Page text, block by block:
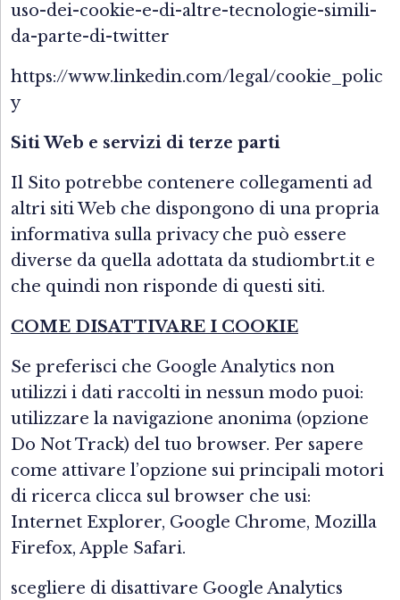
uso-dei-cookie-e-di-altre-tecnologie-simili-
da-parte-di-twitter
https://www.linkedin.com/legal/cookie_polic
y
Siti Web e servizi di terze parti
Il Sito potrebbe contenere collegamenti ad
altri siti Web che dispongono di una propria
informativa sulla privacy che può essere
diverse da quella adottata da studiombrt.it e
che quindi non risponde di questi siti.
COME DISATTIVARE I COOKIE
Se preferisci che Google Analytics non
utilizzi i dati raccolti in nessun modo puoi:
utilizzare la navigazione anonima (opzione
Do Not Track) del tuo browser. Per sapere
come attivare l’opzione sui principali motori
di ricerca clicca sul browser che usi:
Internet Explorer, Google Chrome, Mozilla
Firefox, Apple Safari.
scegliere di disattivare Google Analytics